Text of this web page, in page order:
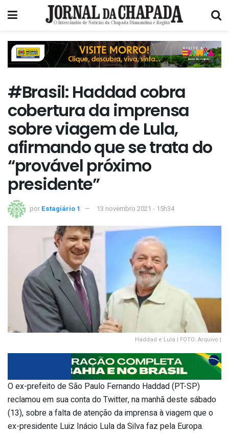
#Brasil: Haddad cobra
cobertura da imprensa
sobre viagem de Lula,
afirmando que se trata do
“provável próximo
presidente”
por Estagiário 1 13 novembro 2021 - 15h34
Haddad e Lula | FOTO: Arquivo |
O ex-prefeito de São Paulo Fernando Haddad (PT-SP)
reclamou em sua conta do Twitter, na manhã deste sábado
(13), sobre a falta de atenção da imprensa à viagem que o
ex-presidente Luiz Inácio Lula da Silva faz pela Europa.